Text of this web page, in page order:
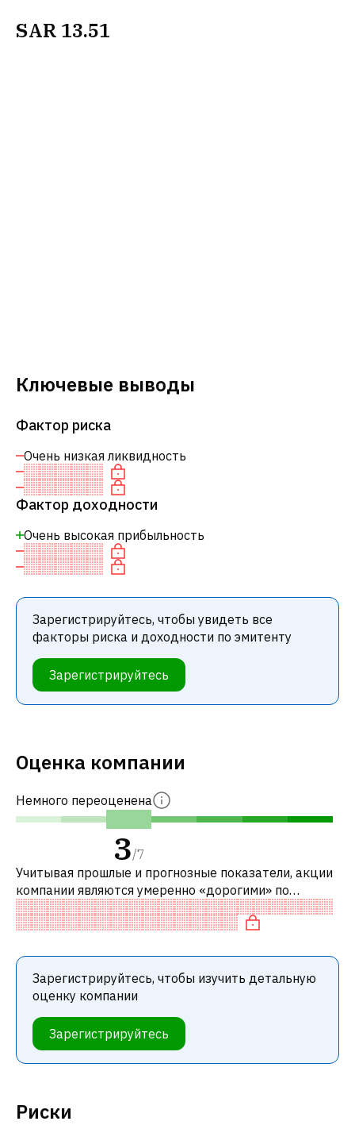
SAR 13.51
Ключевые выводы
Фактор риска
Очень низкая ликвидность
Фактор доходности
Очень высокая прибыльность
Зарегистрируйтесь, чтобы увидеть все
факторы риска и доходности по эмитенту
Зарегистрируйтесь
Риски
Оценка компании
Немного переоценена
3/7
Учитывая прошлые и прогнозные показатели, акции
компании являются умеренно «дорогими» по
сравнению с аналогичными компаниями. В
частности, акция компании разумно оценена
Зарегистрируйтесь, чтобы изучить детальную
оценку компании
Зарегистрируйтесь